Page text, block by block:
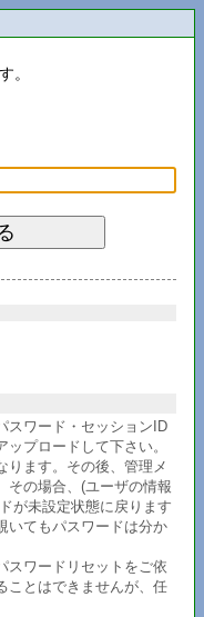
。
スワード・セッションID
プロードして下さい。
ります。その後、管理メ
その場合、(ユーザの情報
が未設定状態に戻ります
いてもパスワードは分か
スワードリセットをご依
ことはできませんが、任